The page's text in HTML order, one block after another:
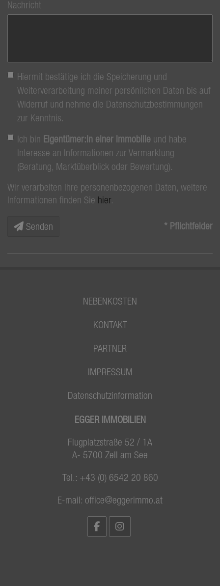
Nachricht
Hiermit bestätige ich die Speicherung und
Weiterverarbeitung meiner persönlichen Daten bis auf
Widerruf und nehme die Datenschutzbestimmungen
zur Kenntnis.
Ich bin Eigentümer:in einer Immobilie und habe
Interesse an Informationen zur Vermarktung
(Beratung, Marktüberblick oder Bewertung).
Wir verarbeiten Ihre personenbezogenen Daten, weitere
Informationen finden Sie hier.
Senden * Pflichtfelder
NEBENKOSTEN
KONTAKT
PARTNER
IMPRESSUM
Datenschutzinformation
EGGER IMMOBILIEN
Flugplatzstraße 52 / 1A
A- 5700 Zell am See
Tel.: +43 (0) 6542 20 860
E-mail: office@eggerimmo.at